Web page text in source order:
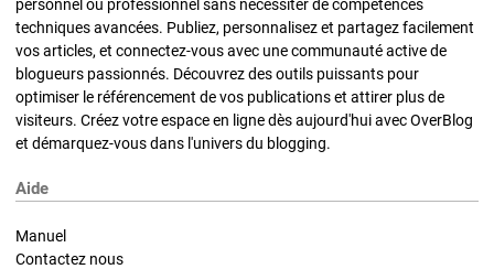
personnel ou professionnel sans nécessiter de compétences
techniques avancées. Publiez, personnalisez et partagez facilement
vos articles, et connectez-vous avec une communauté active de
blogueurs passionnés. Découvrez des outils puissants pour
optimiser le référencement de vos publications et attirer plus de
visiteurs. Créez votre espace en ligne dès aujourd'hui avec OverBlog
et démarquez-vous dans l'univers du blogging.
Aide
Manuel
Contactez nous